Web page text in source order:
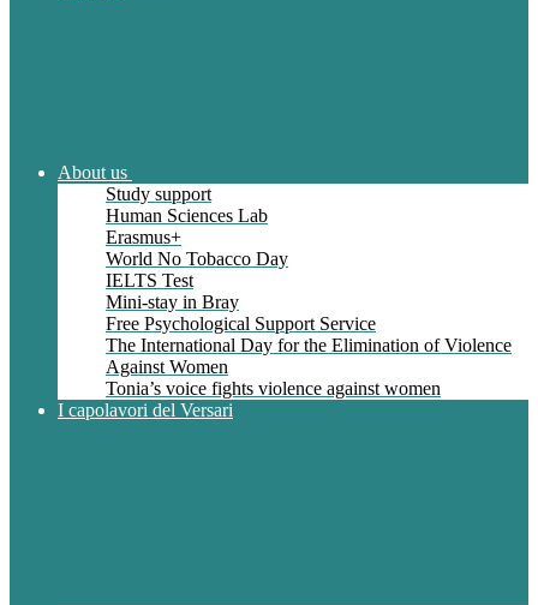
About us
Study support
Human Sciences Lab
Erasmus+
World No Tobacco Day
IELTS Test
Mini-stay in Bray
Free Psychological Support Service
The International Day for the Elimination of Violence
Against Women
Tonia’s voice fights violence against women
I capolavori del Versari